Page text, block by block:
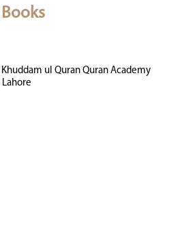
ul Quran Quran Academy
Lahore